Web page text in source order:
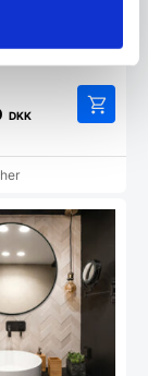
egen
DKK
vare
kan
vælges
på